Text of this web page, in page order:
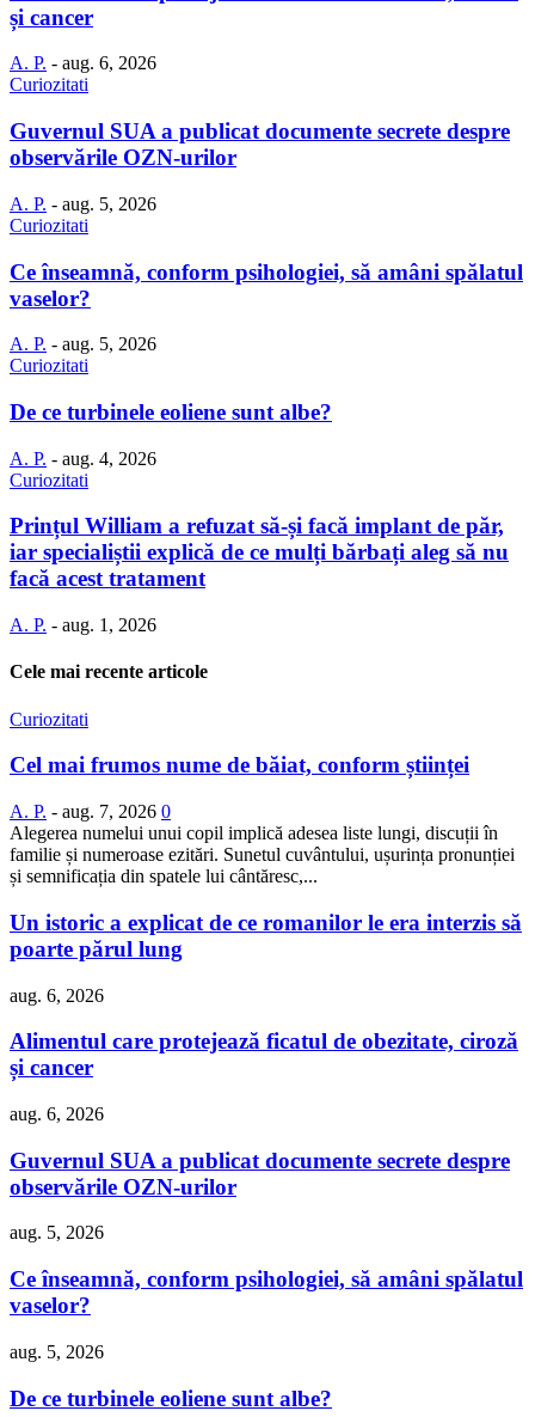
și cancer
A. P. - aug. 6, 2026
Curiozitati
Guvernul SUA a publicat documente secrete despre
observările OZN-urilor
A. P. - aug. 5, 2026
Curiozitati
Ce înseamnă, conform psihologiei, să amâni spălatul
vaselor?
A. P. - aug. 5, 2026
Curiozitati
De ce turbinele eoliene sunt albe?
A. P. - aug. 4, 2026
Curiozitati
Prințul William a refuzat să-și facă implant de păr,
iar specialiștii explică de ce mulți bărbați aleg să nu
facă acest tratament
A. P. - aug. 1, 2026
Cele mai recente articole
Curiozitati
Cel mai frumos nume de băiat, conform științei
A. P. - aug. 7, 2026 0
Alegerea numelui unui copil implică adesea liste lungi, discuții în
familie și numeroase ezitări. Sunetul cuvântului, ușurința pronunției
și semnificația din spatele lui cântăresc,...
Un istoric a explicat de ce romanilor le era interzis să
poarte părul lung
aug. 6, 2026
Alimentul care protejează ficatul de obezitate, ciroză
și cancer
aug. 6, 2026
Guvernul SUA a publicat documente secrete despre
observările OZN-urilor
aug. 5, 2026
Ce înseamnă, conform psihologiei, să amâni spălatul
vaselor?
aug. 5, 2026
De ce turbinele eoliene sunt albe?